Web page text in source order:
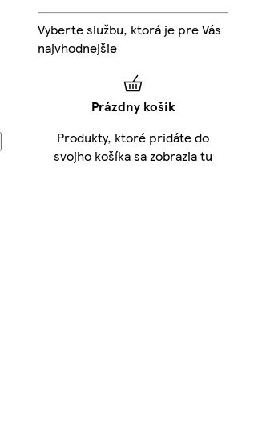
Vyberte službu, ktorá je pre Vás
najvhodnejšie
Prázdny košík
Produkty, ktoré pridáte do
svojho košíka sa zobrazia tu